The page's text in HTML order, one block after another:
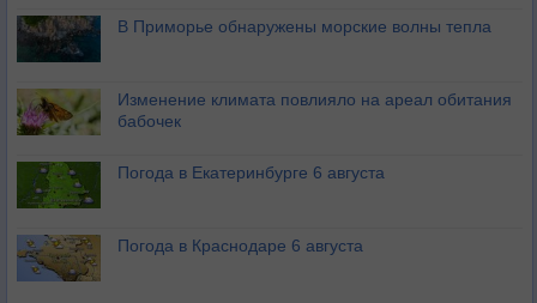
В Приморье обнаружены морские волны тепла
Изменение климата повлияло на ареал обитания
бабочек
Погода в Екатеринбурге 6 августа
Погода в Краснодаре 6 августа